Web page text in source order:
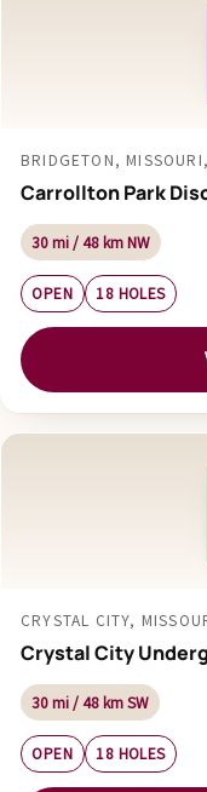
BRIDGETON,
Carrollton Park
30 mi / 48 km NW
OPEN 18 HOLES
CRYSTAL CITY,
Crystal City
30 mi / 48 km SW
OPEN 18 HOLES